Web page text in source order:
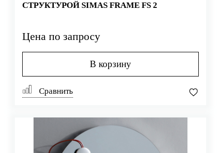
СТРУКТУРОЙ SIMAS FRAME FS 2
Цена по запросу
В корзину
Сравнить